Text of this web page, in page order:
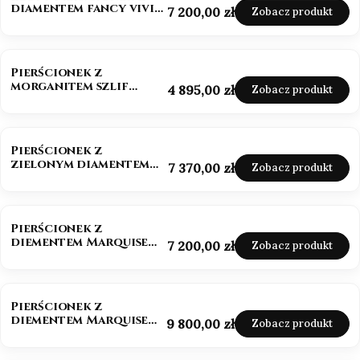
diamentem fancy vivid Cena
7 200,00 zł Zobacz produkt
Pierścionek z
morganitem szlif
Cena
4 895,00 zł Zobacz produkt
Pierścionek z
zielonym diamentem
Cena
7 370,00 zł Zobacz produkt
Pierścionek z
diementem Marquise
Cena
7 200,00 zł Zobacz produkt
Pierścionek z
diementem Marquise
Cena
9 800,00 zł Zobacz produkt